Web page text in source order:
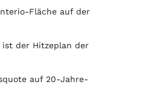
Fläche auf der
ist der Hitzeplan der
auf 20-Jahre-